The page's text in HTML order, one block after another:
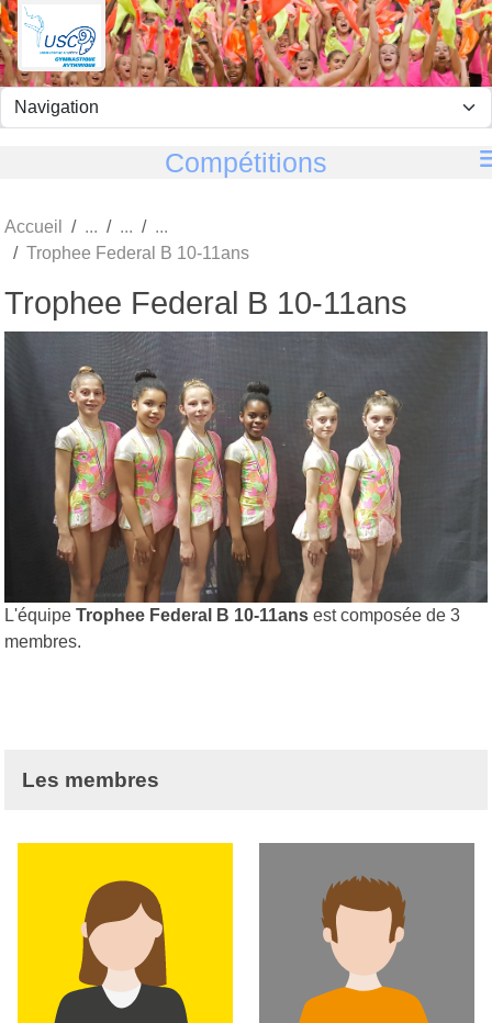
Compétitions
Accueil
Trophee Federal B 10-11ans
Trophee Federal B 10-11ans
L'équipe Trophee Federal B 10-11ans est composée de 3
membres.
Les membres
Panneau de gestion des cookies